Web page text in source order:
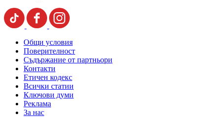
Общи условия
Поверителност
Съдържание от партньори
Контакти
Етичен кодекс
Всички статии
Ключови думи
Реклама
За нас